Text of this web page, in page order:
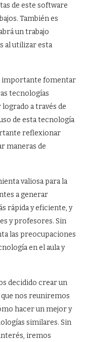
de este software
También es
un trabajo
al utilizar esta
importante fomentar
tecnologías
a través de
de esta tecnología
reflexionar
maneras de
valiosa para la
a generar
rápida y eficiente, y
y profesores. Sin
las preocupaciones
en el aula y
decidido crear un
nos reuniremos
hacer un mejor y
similares. Sin
iremos